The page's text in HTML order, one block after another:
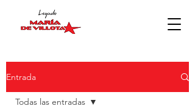
Entrada
Todas las entradas